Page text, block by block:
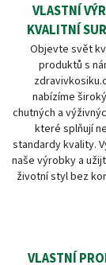
VLASTNÍ
KVALITNÍ
Objevte svět
produktů s
nabízíme
chutných a
které splňují
standardy kvality.
naše výrobky a
životní styl bez
VLASTNÍ